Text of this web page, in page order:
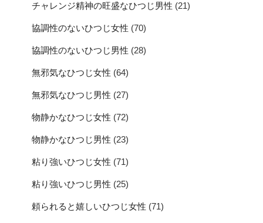
チャレンジ精神の旺盛なひつじ男性 (21)
協調性のないひつじ女性 (70)
協調性のないひつじ男性 (28)
無邪気なひつじ女性 (64)
無邪気なひつじ男性 (27)
物静かなひつじ女性 (72)
物静かなひつじ男性 (23)
粘り強いひつじ女性 (71)
粘り強いひつじ男性 (25)
頼られると嬉しいひつじ女性 (71)